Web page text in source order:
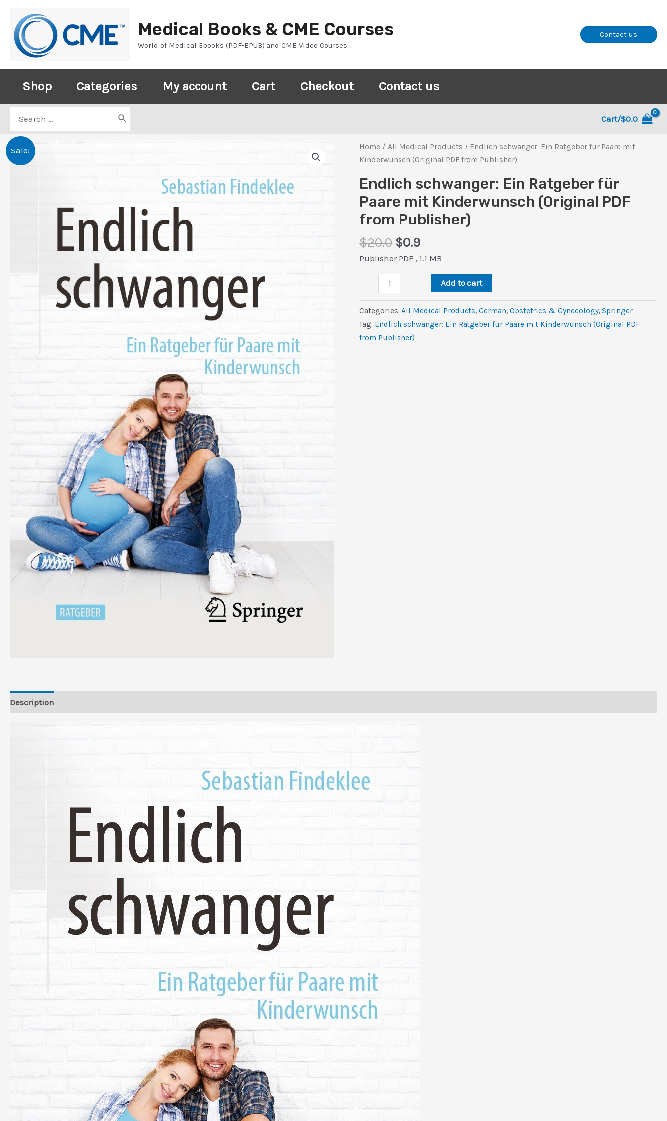
content
Medical Books & CME Courses
World of Medical Ebooks (PDF-EPUB) and CME Video Courses
Contact us
Shop Categories My account Cart Checkout Contact us
for:
Cart/$0.0
Sale! Home /All Medical Products / Endlich schwanger: Ein Ratgeber für Paare mit
Kinderwunsch (Original PDF from Publisher)
Endlich schwanger: Ein Ratgeber für
Paare mit Kinderwunsch (Original PDF
from Publisher)
$20.0 Original
price
$0.9Current
price
$0.9.
Publisher PDF , 1.1 MB
Endlich
schwanger:
Ein
Ratgeber
für
Add to cart
Categories:All Medical Products,German,Obstetrics & Gynecology,Springer
Tag: Endlich schwanger: Ein Ratgeber für Paare mit Kinderwunsch (Original PDF
from Publisher)
Description